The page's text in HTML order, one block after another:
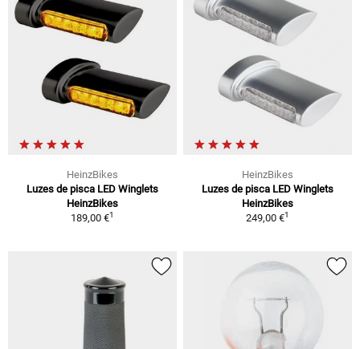
HeinzBikes
Luzes de pisca LED Winglets
HeinzBikes
189,00 €1
HeinzBikes
Luzes de pisca LED Winglets
HeinzBikes
249,00 €1